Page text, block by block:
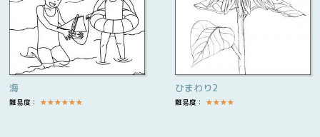
海
難易度： ★★★★★★
ひまわり2
難易度： ★★★★